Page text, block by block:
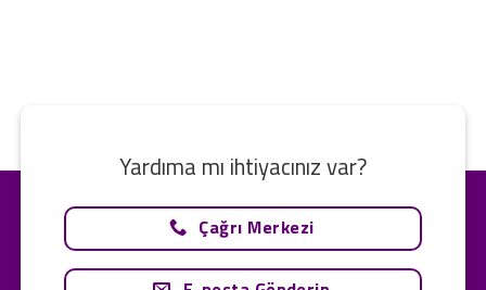
Yardıma mı ihtiyacınız var?
Çağrı Merkezi